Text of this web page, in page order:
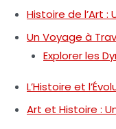
Histoire de l’Art :
Un Voyage à
Explorer les
L’Histoire et
Art et Histoire :